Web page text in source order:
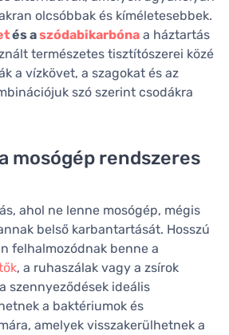
olcsóbbak és kíméletesebbek.
és aszódabikarbóna a háztartás
természetes tisztítószerei közé
a vízkövet, a szagokat és az
szó szerint csodákra
mosógép rendszeres
ahol ne lenne mosógép, mégis
belső karbantartását. Hosszú
felhalmozódnak benne a
, a ruhaszálak vagy a zsírok
szennyeződések ideális
a baktériumok és
amelyek visszakerülhetnek a